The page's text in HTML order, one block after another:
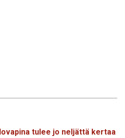
tulee jo neljättä kertaa